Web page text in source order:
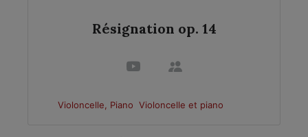
Résignation op. 14
Violoncelle, Piano Violoncelle et piano